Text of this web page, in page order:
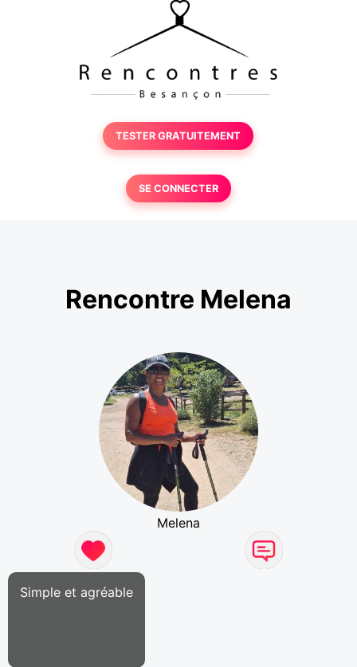
TESTER GRATUITEMENT
SE CONNECTER
Rencontre Melena
Melena
Simple et agréable